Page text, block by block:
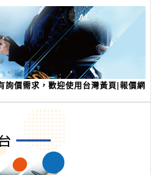
詢價需求，歡迎使用台灣黃頁|報價網